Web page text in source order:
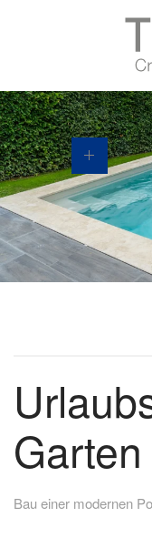
Skip to main
Garten
Bau einer modernen